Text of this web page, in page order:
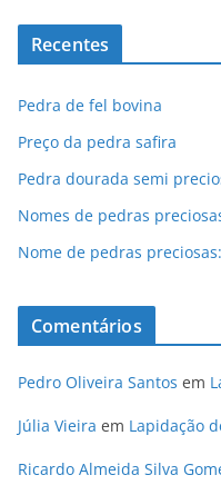
Recentes
Pedra de fel bovina
Preço da pedra safira
Pedra dourada semi
Nomes de pedras
Nome de pedras
Comentários
Pedro Oliveira Santos em
Júlia Vieira em Lapidação
Ricardo Almeida Silva